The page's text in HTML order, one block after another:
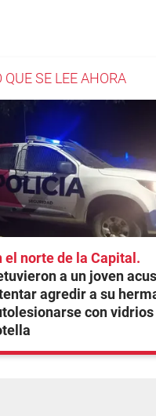
QUE SE LEE AHORA
el norte de la Capital
a un joven
agredir a su
con vidrios